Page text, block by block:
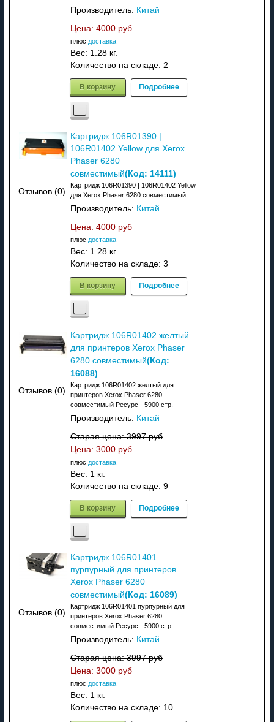
Производитель: Китай
Цена: 4000 руб
плюс доставка
Вес: 1.28 кг.
Количество на складе: 2
В корзину Подробнее
Отзывов (0)
Картридж 106R01390 |
106R01402 Yellow для Xerox
Phaser 6280
совместимый(Код: 14111)
Картридж 106R01390 | 106R01402 Yellow
для Xerox Phaser 6280 совместимый
Производитель: Китай
Цена: 4000 руб
плюс доставка
Вес: 1.28 кг.
Количество на складе: 3
В корзину Подробнее
Отзывов (0)
Картридж 106R01402 желтый
для принтеров Xerox Phaser
6280 совместимый(Код:
16088)
Картридж 106R01402 желтый для
принтеров Xerox Phaser 6280
совместимый Ресурс - 5900 стр.
Производитель: Китай
Старая цена:3997 руб
Цена: 3000 руб
плюс доставка
Вес: 1 кг.
Количество на складе: 9
В корзину Подробнее
Отзывов (0)
Картридж 106R01401
пурпурный для принтеров
Xerox Phaser 6280
совместимый(Код: 16089)
Картридж 106R01401 пурпурный для
принтеров Xerox Phaser 6280
совместимый Ресурс - 5900 стр.
Производитель: Китай
Старая цена:3997 руб
Цена: 3000 руб
плюс доставка
Вес: 1 кг.
Количество на складе: 10